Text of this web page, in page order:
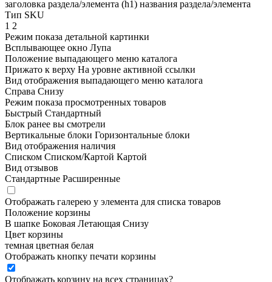
заголовка раздела/элемента (h1) названия раздела/элемента
Тип SKU
1 2
Режим показа детальной картинки
Всплывающее окно Лупа
Положение выпадающего меню каталога
Прижато к верху На уровне активной ссылки
Вид отображения выпадающего меню каталога
Справа Снизу
Режим показа просмотренных товаров
Быстрый Стандартный
Блок ранее вы смотрели
Вертикальные блоки Горизонтальные блоки
Вид отображения наличия
Списком Списком/Картой Картой
Вид отзывов
Стандартные Расширенные
Отображать галерею у элемента для списка товаров
Положение корзины
В шапке Боковая Летающая Снизу
Цвет корзины
темная цветная белая
Отображать кнопку печати корзины
Отображать корзину на всех страницах?